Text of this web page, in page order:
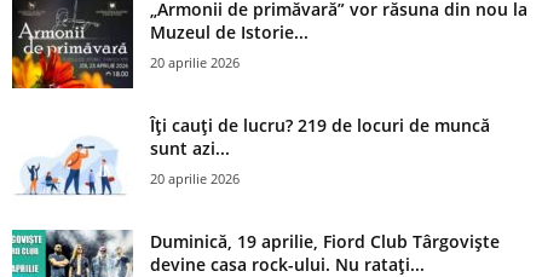
„Armonii de primăvară” vor răsuna din nou la
Muzeul de Istorie...
20 aprilie 2026
Îți cauți de lucru? 219 de locuri de muncă
sunt azi...
20 aprilie 2026
Duminică, 19 aprilie, Fiord Club Târgoviște
devine casa rock-ului. Nu ratați...